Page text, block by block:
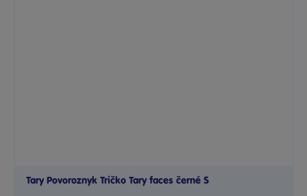
Tary Povoroznyk Tričko Tary faces černé S